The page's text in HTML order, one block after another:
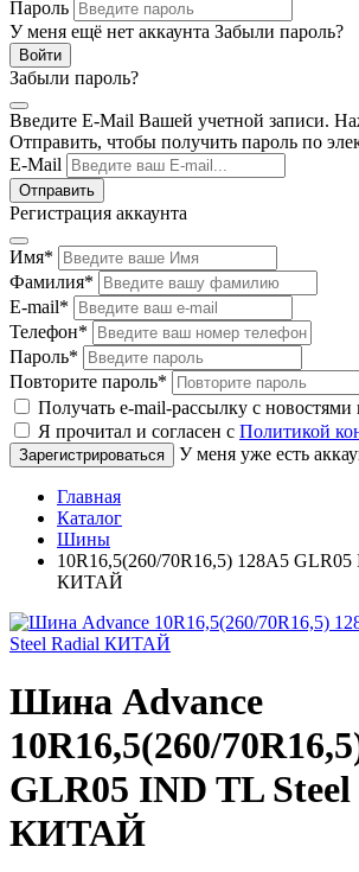
Пароль
У меня ещё нет аккаунта Забыли пароль?
Забыли пароль?
Введите E-Mail Вашей учетной записи.
Отправить, чтобы получить пароль по
E-Mail
Регистрация аккаунта
Имя*
Фамилия*
E-mail*
Телефон*
Пароль*
Повторите пароль*
Получать e-mail-рассылку с
Я прочитал и согласен с Политикой
У меня уже есть
Главная
Каталог
Шины
10R16,5(260/70R16,5) 128A5 GLR05
КИТАЙ
Шина Advance
10R16,5(260/
GLR05 IND TL
КИТАЙ